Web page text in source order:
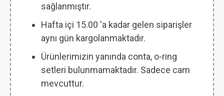
sağlanmıştır.
Hafta içi 15.00 'a kadar gelen siparişler
aynı gün kargolanmaktadır.
Ürünlerimizin yanında conta, o-ring
setleri bulunmamaktadır. Sadece cam
mevcuttur.